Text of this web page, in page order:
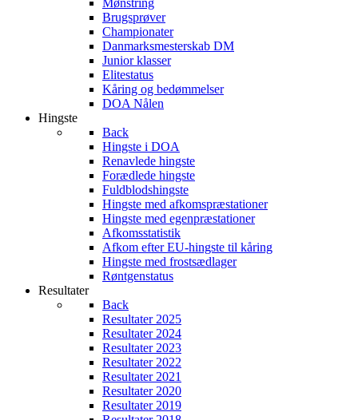
Mønstring
Brugsprøver
Championater
Danmarksmesterskab DM
Junior klasser
Elitestatus
Kåring og bedømmelser
DOA Nålen
Hingste
Back
Hingste i DOA
Renavlede hingste
Forædlede hingste
Fuldblodshingste
Hingste med afkomspræstationer
Hingste med egenpræstationer
Afkomsstatistik
Afkom efter EU-hingste til kåring
Hingste med frostsædlager
Røntgenstatus
Resultater
Back
Resultater 2025
Resultater 2024
Resultater 2023
Resultater 2022
Resultater 2021
Resultater 2020
Resultater 2019